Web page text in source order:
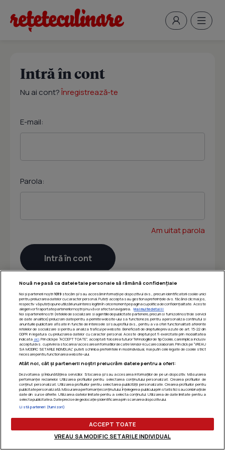
Intră în cont
Nu ai cont?Înregistrează-te
E-mail:
Parola:
Am uitat parola
Nouă ne pasă ca datele tale personale să rămână confidențiale
Noi și partenerii noștri 1019stocăm și/sau accesăm informații pe dispozitivul dvs., precum identificatorii cookie unici
pentru prelucrarea datelor cu caracter personal. Puteți accepta sau gestiona preferințele dvs. făcând clic mai jos,
respectiv vă puteți opune utilizării unui interes legitim în orice moment pe pagina cu politica de confidențialitate. Aceste
alegeri vor fi raportate partenerilor noștri și nu vă vor afecta navigarea.
Mai multe detalii
Noi si partenerii nostri (retelele de socializare si agentiile de publicitate partenere, precum si furnizorii nostri de servicii
de date analitice) prelucram date pentru a permite website-ului sa functioneze, pentru a personaliza continutul si
anunturile publicitare afisate in functie de interesele si/sau profilul dvs., pentru a va oferi functionalitati aferente
retelelor de socializare si pentru a analiza traficul pe website. Beneficiati de drepturile prevazute de art. 15-22 din
GDPR in legatura cu prelucrarea datelor cu caracter personal. Aceste drepturi pot fi exercitate prin modalitatea
indicata aici. Prin click pe “ACCEPT TOATE”, acceptati folosirea tuturor Tehnologiilor de tip Cookie, care implica inclusiv
acceptul dvs. cu privire la stocarea/accesarea informatiilor de catre Vendor-ii cu care colaboram. Prin click pe “VREAU
SA MODIFIC SETARILE INDIVIDUAL” puteti schimba preferintele in mod individual, mai putin cele legate de cookie strict
necesare pentru functionarea website-ului.
Atât noi, cât și partenerii noștri prelucrăm datele pentru a oferi:
Dezvoltarea și îmbunătățirea serviciilor. Stocarea și/sau accesarea informațiilor de pe un dispozitiv. Măsurarea
performanței reclamelor. Utilizarea profilurilor pentru selectarea conținutului personalizat. Crearea profilurilor de
conținut personalizat. Utilizarea profilurilor pentru selectarea publicității personalizate. Crearea profilurilor pentru
publicitate personalizată. Măsurarea performanței conținutului. Înțelegerea publicului prin statistici sau combinații de
date din surse diferite. Utilizarea datelor limitate pentru a selecta conținutul. Utilizarea de date limitate pentru a
selecta publicitatea. Date precise de geolocație și identificarea prin scanarea dispozitivului.
Listă parteneri (furnizori)
ACCEPT TOATE
VREAU SA MODIFIC SETARILE INDIVIDUAL